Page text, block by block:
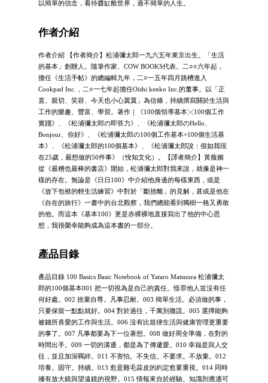
以簡單的信念，看待醬缸般世界，過不簡單的人生。
作者介紹
作者介紹 【作者簡介】松浦彌太郎一九六五年東京出生。「生活
的基本」創辦人。隨筆作家、COW BOOKS代表。二○○六年起，
擔任《生活手帖》的總編輯九年，二○一五年四月跳槽進入
Cookpad Inc.，二○一七年起擔任Oishi kenko Inc.的董事。以「正
直、親切、笑容、今天也小心翼翼」為信條，持續撰寫關於生活與
工作的樂趣、豐富、學習。著作｜《100個領導基本╳100個工作
實踐》、《松浦彌太郎の即答力》、《松浦彌太郎のHello、
Bonjour、你好》、《松浦彌太郎の100個工作基本+100個生活基
本》、《松浦彌太郎的100個基本》、《松浦彌太郎說：假如我現
在25歲，最想做的50件事》（悅知文化）。【譯者簡介】黃薇嬪
從《最糟也最棒的書店》開始，松浦彌太郎對我來說，就像是神一
樣的存在。無論是《日日100》中介紹他身邊的每樣東西，或是
《放下包袱的輕生活練習》中對於「斷捨離」的見解，甚或是他在
《自在的旅行》一書中的台北觀察，我們總能看到獨樹一格又勇敢
的他。而這本《基本100》更是赤裸裸地直接寫出了他的中心思
想，我很榮幸能夠成為這本書的一部分。
產品目錄
產品目錄 100 Basics Basic Notebook of Yataro Matsuura 松浦彌太
郎的100個基本001 把一切視為是自己的責任。怪罪他人並沒有任
何好處。002 捨棄自尊。凡事忍耐。003 簡單生活。必須做的事，
只要保留一點點就好。004 對於過往，千萬別撒謊。005 選擇能夠
被錢所喜愛的工作與生活。006 沒有比規律生活與健康管理更重要
的事了。007 凡事都要為下一位著想。008 做好周全準備，在對的
時間出手。009 一切的溝通，都是為了傳遞愛。010 幸福是與人交
往，並且加深羈絆。011 不害怕。不失信。不要求。不放棄。012
培養。固守。持續。013 愈是雞毛蒜皮的約定愈要重視。014 同時
擁有放大鏡與望遠鏡的視野。015 情報來自於經驗。知識則應適可